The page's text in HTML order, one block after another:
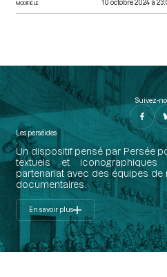
MODIFIÉ LE 10 octobre 2024 à
Suivez-
Les perséides
Un dispositif pensé par Persée
textuels et
partenariat avec des équipes
documentaires.
En savoir plus